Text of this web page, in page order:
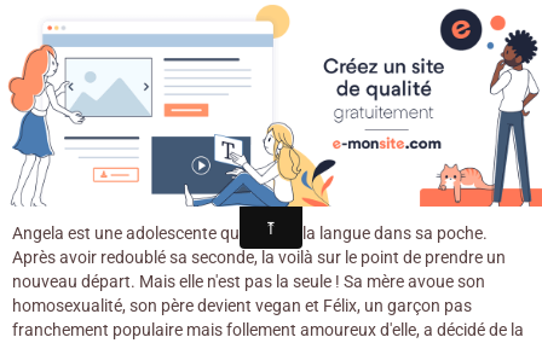
Croqu'livre
Encore plus de bonheur / Rachel
Corenblit. - Rouergue, 2017
Angela est une adolescente qui n'a pas la langue dans sa poche.
Après avoir redoublé sa seconde, la voilà sur le point de prendre un
nouveau départ. Mais elle n'est pas la seule ! Sa mère avoue son
homosexualité, son père devient vegan et Félix, un garçon pas
franchement populaire mais follement amoureux d'elle, a décidé de la